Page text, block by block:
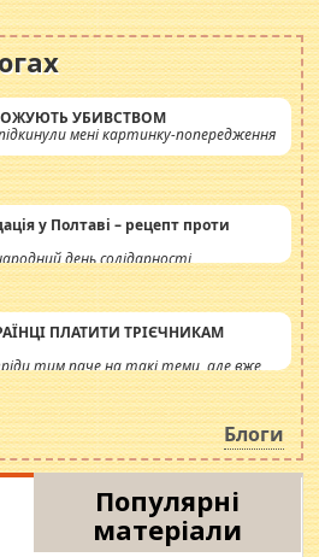
УБИВСТВОМ
мені картинку-попередження
у Полтаві – рецепт проти
день солідарності
ПЛАТИТИ ТРІЄЧНИКАМ
тим паче на такі теми, але вже
сьогоднішні інсенуації
питання. Штучно
одна соціальна катастрофа.
Блоги
Популярні
матеріали